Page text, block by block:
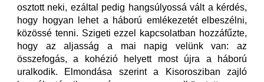
osztott neki, ezáltal pedig hangsúlyossá vált a kérdés,
hogy hogyan lehet a háború emlékezetét elbeszélni,
közössé tenni. Szigeti ezzel kapcsolatban hozzáfűzte,
hogy az aljasság a mai napig velünk van: az
összefogás, a kohézió helyett most újra a háború
uralkodik. Elmondása szerint a Kisorosziban zajló